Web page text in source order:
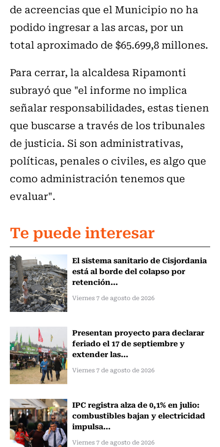
de acreencias que el Municipio no ha
podido ingresar a las arcas, por un
total aproximado de $65.699,8 millones.
Para cerrar, la alcaldesa Ripamonti
subrayó que "el informe no implica
señalar responsabilidades, estas tienen
que buscarse a través de los tribunales
de justicia. Si son administrativas,
políticas, penales o civiles, es algo que
como administración tenemos que
evaluar".
Te puede interesar
El sistema sanitario de Cisjordania
está al borde del colapso por
retención...
Viernes 7 de agosto de 2026
Presentan proyecto para declarar
feriado el 17 de septiembre y
extender las...
Viernes 7 de agosto de 2026
IPC registra alza de 0,1% en julio:
combustibles bajan y electricidad
impulsa...
Viernes 7 de agosto de 2026